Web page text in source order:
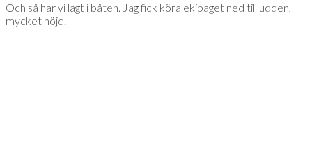
Och så har vi lagt i båten. Jag fick köra ekipaget ned till udden,
mycket nöjd.